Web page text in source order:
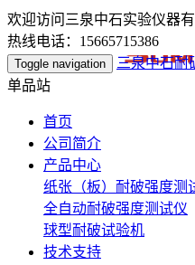
欢迎访问三泉中石实验仪器
热线电话：15665715386
Toggle navigation
三泉中石耐
单品站
首页
公司简介
产品中心
纸张（板）耐破强度测
全自动耐破强度测试仪
球型耐破试验机
技术支持